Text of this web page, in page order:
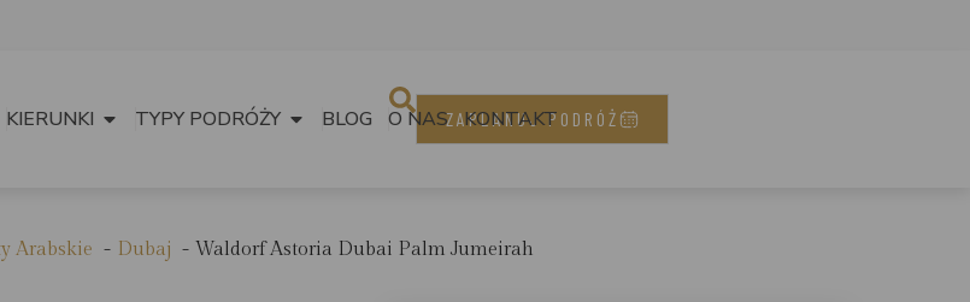
KIERUNKI TYPY PODRÓŻY BLOG O NAS KONTAKT
ZAPLANUJ PODRÓŻ
Arabskie Dubaj Waldorf Astoria Dubai Palm Jumeirah